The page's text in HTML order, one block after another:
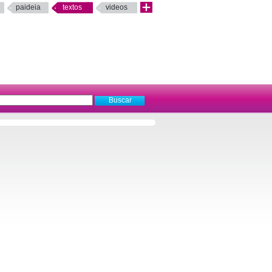
paideia textos videos